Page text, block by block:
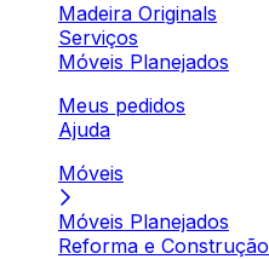
Madeira Originals
Serviços
Móveis Planejados
Meus pedidos
Ajuda
Móveis
Móveis Planejados
Reforma e Construção